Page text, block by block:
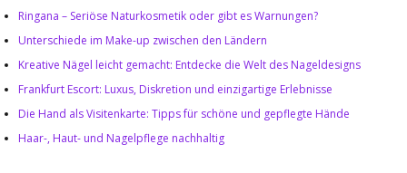
Ringana – Seriöse Naturkosmetik oder gibt es Warnungen?
Unterschiede im Make-up zwischen den Ländern
Kreative Nägel leicht gemacht: Entdecke die Welt des Nageldesigns
Frankfurt Escort: Luxus, Diskretion und einzigartige Erlebnisse
Die Hand als Visitenkarte: Tipps für schöne und gepflegte Hände
Haar-, Haut- und Nagelpflege nachhaltig